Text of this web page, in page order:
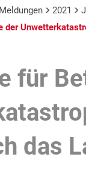
2021
der
für
das